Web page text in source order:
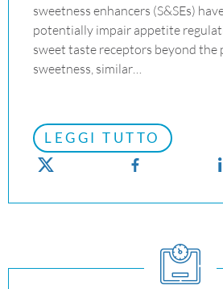
sweetness enhancers (S&SEs)
potentially impair appetite
sweet taste receptors beyond the
sweetness, similar…
LEGGI TUTTO